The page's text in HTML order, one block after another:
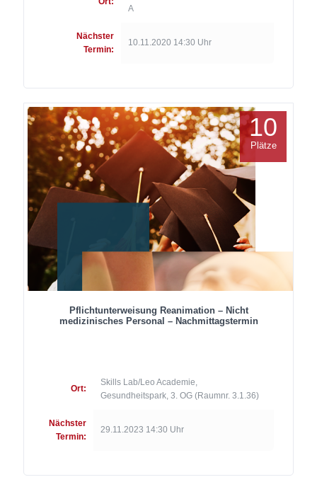
A
Nächster
Termin:
10.11.2020 14:30 Uhr
Pflichtunterweisung Reanimation – Nicht
medizinisches Personal – Nachmittagstermin
Ort:
Skills Lab/Leo Academie,
Gesundheitspark, 3. OG (Raumnr. 3.1.36)
Nächster
Termin:
29.11.2023 14:30 Uhr
10
Plätze